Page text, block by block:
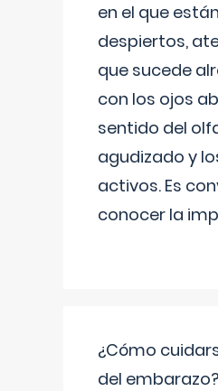
en el que están
despiertos,
que sucede
con los ojos
sentido del
agudizado y
activos. Es
conocer la
¿Cómo
del embarazo?